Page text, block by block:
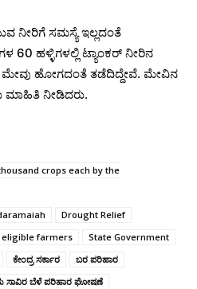
ನೀರಿಗೆ ಸಮಸ್ಯೆ ಇಲ್ಲದಂತೆ
60 ಹಳ್ಳಿಗಳಲ್ಲಿ ಟ್ಯಾಂಕರ್ ನೀರಿನ
ಮೇವು ಹೋಗದಂತೆ ತಡೆದಿದ್ದೇವೆ. ಮೇವಿನ‌
ಮಾಹಿತಿ ನೀಡಿದರು.
crops each by the
Drought Relief
farmers
State Government
ಕೇಂದ್ರ ಸರ್ಕಾರ
ಬರ ಪರಿಹಾರ
ಸಾವಿರ ಬೆಳೆ ಪರಿಹಾರ ಘೋಷಣೆ